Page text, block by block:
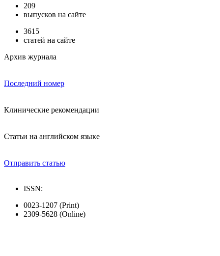
209
выпусков на сайте
3615
статей на сайте
Архив журнала
Последний номер
Клинические рекомендации
Статьи на английском языке
Отправить статью
ISSN:
0023-1207 (Print)
2309-5628 (Online)